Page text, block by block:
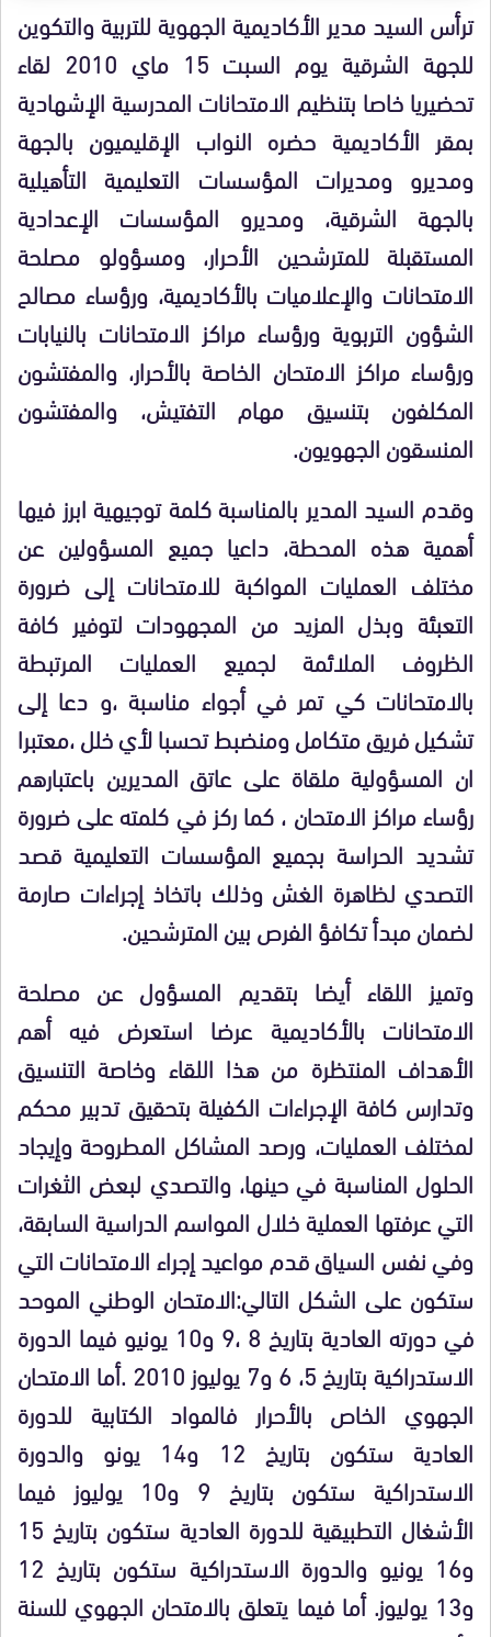
ترأس السيد مدير الأكاديمية الجهوية للتربية والتكوين
للجهة الشرقية يوم السبت 15 ماي 2010 لقاء
تحضيريا خاصا بتنظيم الامتحانات المدرسية الإشهادية
بمقر الأكاديمية حضره النواب الإقليميون بالجهة
ومديرو ومديرات المؤسسات التعليمية التأهيلية
بالجهة الشرقية، ومديرو المؤسسات الإعدادية
المستقبلة للمترشحين الأحرار، ومسؤولو مصلحة
الامتحانات والإعلاميات بالأكاديمية، ورؤساء مصالح
الشؤون التربوية ورؤساء مراكز الامتحانات بالنيابات
ورؤساء مراكز الامتحان الخاصة بالأحرار، والمفتشون
المكلفون بتنسيق مهام التفتيش، والمفتشون
المنسقون الجهويون.
وقدم السيد المدير بالمناسبة كلمة توجيهية ابرز فيها
أهمية هذه المحطة، داعيا جميع المسؤولين عن
مختلف العمليات المواكبة للامتحانات إلى ضرورة
التعبئة وبذل المزيد من المجهودات لتوفير كافة
الظروف الملائمة لجميع العمليات المرتبطة
بالامتحانات كي تمر في أجواء مناسبة ،و دعا إلى
تشكيل فريق متكامل ومنضبط تحسبا لأي خلل ،معتبرا
ان المسؤولية ملقاة على عاتق المديرين باعتبارهم
رؤساء مراكز الامتحان ، كما ركز في كلمته على ضرورة
تشديد الحراسة بجميع المؤسسات التعليمية قصد
التصدي لظاهرة الغش وذلك باتخاذ إجراءات صارمة
لضمان مبدأ تكافؤ الفرص بين المترشحين.
وتميز اللقاء أيضا بتقديم المسؤول عن مصلحة
الامتحانات بالأكاديمية عرضا استعرض فيه أهم
الأهداف المنتظرة من هذا اللقاء وخاصة التنسيق
وتدارس كافة الإجراءات الكفيلة بتحقيق تدبير محكم
لمختلف العمليات، ورصد المشاكل المطروحة وإيجاد
الحلول المناسبة في حينها، والتصدي لبعض الثغرات
التي عرفتها العملية خلال المواسم الدراسية السابقة،
وفي نفس السياق قدم مواعيد إجراء الامتحانات التي
ستكون على الشكل التالي:الامتحان الوطني الموحد
في دورته العادية بتاريخ 8 ،9 و10 يونيو فيما الدورة
الاستدراكية بتاريخ 5، 6 و7 يوليوز 2010 .أما الامتحان
الجهوي الخاص بالأحرار فالمواد الكتابية للدورة
العادية ستكون بتاريخ 12 و14 يونو والدورة
الاستدراكية ستكون بتاريخ 9 و10 يوليوز فيما
الأشغال التطبيقية للدورة العادية ستكون بتاريخ 15
و16 يونيو والدورة الاستدراكية ستكون بتاريخ 12
و13 يوليوز. أما فيما يتعلق بالامتحان الجهوي للسنة